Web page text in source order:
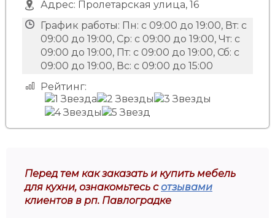
Адрес: Пролетарская улица, 16
График работы: Пн: с 09:00 до 19:00, Вт: с
09:00 до 19:00, Ср: с 09:00 до 19:00, Чт: с
09:00 до 19:00, Пт: с 09:00 до 19:00, Сб: с
09:00 до 19:00, Вс: с 09:00 до 15:00
Рейтинг:
Перед тем как заказать и купить мебель
для кухни, ознакомьтесь сотзывами
клиентов в рп. Павлоградке